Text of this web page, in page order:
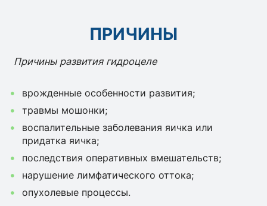
ПРИЧИНЫ
Причины развития гидроцеле
врожденные особенности развития;
травмы мошонки;
воспалительные заболевания яичка или
придатка яичка;
последствия оперативных вмешательств;
нарушение лимфатического оттока;
опухолевые процессы.